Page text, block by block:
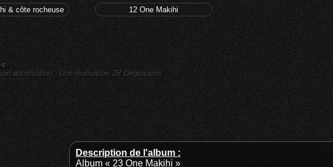
Description de l'album :
Album « 23 One Makihi »
& côte rocheuse 12 One Makihi
autorisation - Une réalisation JB Degiovanni